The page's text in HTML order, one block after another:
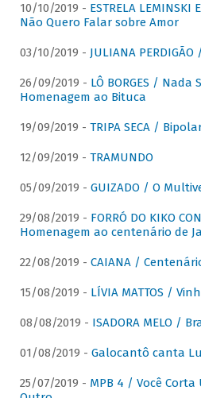
10/10/2019 - ESTRELA
Não Quero Falar sobre Amor
03/10/2019 - JULIANA
26/09/2019 - LÔ BORGES / Nada
Homenagem ao Bituca
19/09/2019 - TRIPA SECA /
12/09/2019 - TRAMUNDO
05/09/2019 - GUIZADO / O
29/08/2019 - FORRÓ DO KIKO
Homenagem ao centenário de
22/08/2019 - CAIANA /
15/08/2019 - LÍVIA MATTOS /
08/08/2019 - ISADORA MELO /
01/08/2019 - Galocantô canta
25/07/2019 - MPB 4 / Você Corta